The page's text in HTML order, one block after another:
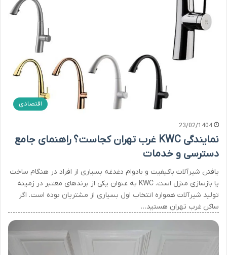
اقتصادی
23/02/1404
نمایندگی KWC غرب تهران کجاست؟ راهنمای جامع
دسترسی و خدمات
یافتن شیرآلات باکیفیت و بادوام دغدغه بسیاری از افراد در هنگام ساخت
یا بازسازی منزل است. KWC به عنوان یکی از برندهای معتبر در زمینه
تولید شیرآلات همواره انتخاب اول بسیاری از مشتریان بوده است. اگر
ساکن غرب تهران هستید…